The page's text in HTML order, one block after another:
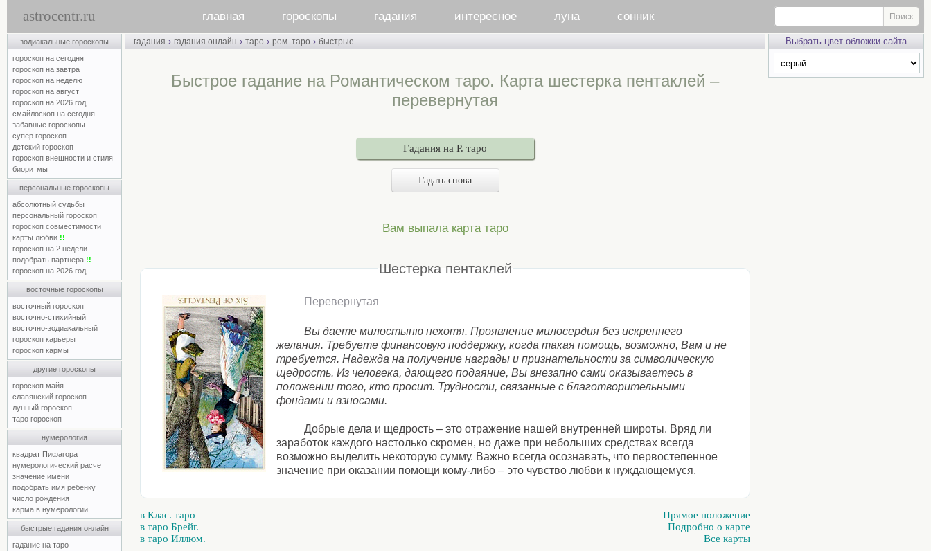
astrocentr.ru главная гороскопы гадания интересное луна сонник
зодиакальные гороскопы
гороскоп на сегодня
гороскоп на завтра
гороскоп на неделю
гороскоп на август
гороскоп на 2026 год
смайлоскоп на сегодня
забавные гороскопы
супер гороскоп
детский гороскоп
гороскоп внешности и стиля
биоритмы
персональные гороскопы
абсолютный судьбы
персональный гороскоп
гороскоп совместимости
карты любви !!
гороскоп на 2 недели
подобрать партнера !!
гороскоп на 2026 год
восточные гороскопы
восточный гороскоп
восточно-стихийный
восточно-зодиакальный
гороскоп карьеры
гороскоп кармы
другие гороскопы
гороскоп майя
славянский гороскоп
лунный гороскоп
таро гороскоп
нумерология
квадрат Пифагора
нумерологический расчет
значение имени
подобрать имя ребенку
число рождения
карма в нумерологии
быстрые гадания онлайн
гадание на таро
гадания › гадания онлайн › таро › ром. таро › быстрые
Быстрое гадание на Романтическом таро. Карта шестерка пентаклей –
перевернутая
Гадания на Р. таро
Гадать снова
Вам выпала карта таро
Шестерка пентаклей
Перевернутая
Вы даете милостыню нехотя. Проявление милосердия без искреннего
желания. Требуете финансовую поддержку, когда такая помощь, возможно, Вам и не
требуется. Надежда на получение награды и признательности за символическую
щедрость. Из человека, дающего подаяние, Вы внезапно сами оказываетесь в
положении того, кто просит. Трудности, связанные с благотворительными
фондами и взносами.
Добрые дела и щедрость – это отражение нашей внутренней широты. Вряд ли
заработок каждого настолько скромен, но даже при небольших средствах всегда
возможно выделить некоторую сумму. Важно всегда осознавать, что первостепенное
значение при оказании помощи кому-либо – это чувство любви к нуждающемуся.
в Клас. таро
в таро Брейг.
в таро Иллюм.
Прямое положение
Подробно о карте
Все карты
Выбрать цвет обложки сайта